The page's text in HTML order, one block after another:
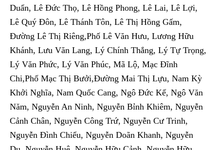
Duẩn, Lê Đức Thọ, Lê Hồng Phong, Lê Lai, Lê Lợi,
Lê Quý Đôn, Lê Thánh Tôn, Lê Thị Hồng Gấm,
Đường Lê Thị Riêng,Phố Lê Văn Hưu, Lương Hữu
Khánh, Lưu Văn Lang, Lý Chính Thắng, Lý Tự Trọng,
Lý Văn Phức, Lý Văn Phúc, Mã Lộ, Mạc Đĩnh
Chi,Phố Mạc Thị Bưởi,Đường Mai Thị Lựu, Nam Kỳ
Khởi Nghĩa, Nam Quốc Cang, Ngô Đức Kế, Ngô Văn
Năm, Nguyễn An Ninh, Nguyễn Bỉnh Khiêm, Nguyễn
Cảnh Chân, Nguyễn Công Trứ, Nguyễn Cư Trinh,
Nguyễn Đình Chiểu, Nguyễn Doãn Khanh, Nguyễn